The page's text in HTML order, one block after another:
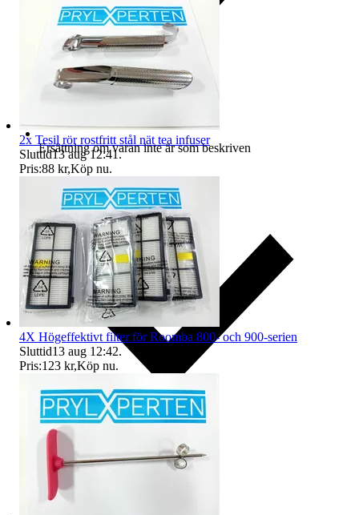
Ersättning om varan inte är som beskriven
Ersättning om du inte får din vara
2x Tesil rör rostfritt stål nät tea infuser
Sluttid13 aug 12:41.
Pris:88 kr,Köp nu.
4X Högeffektivt filter för Roomba 800- och 900-serien
Sluttid13 aug 12:42.
Pris:123 kr,Köp nu.